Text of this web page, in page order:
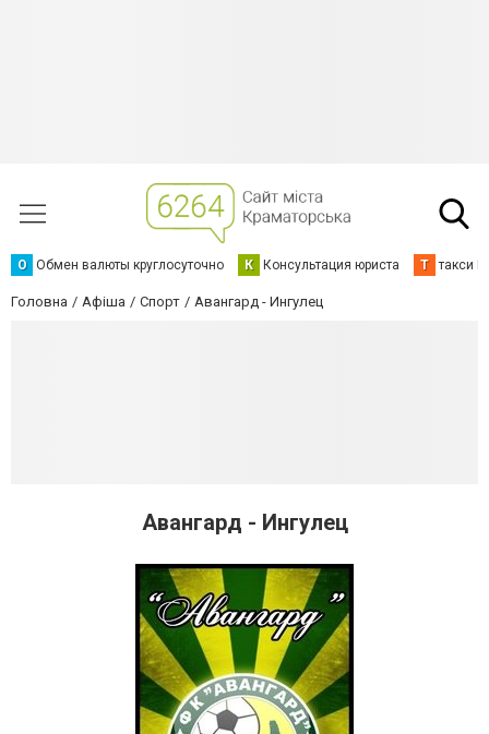
О Обмен валюты круглосуточно К Консультация юриста Т такси
Головна Афіша Спорт Авангард - Ингулец
Авангард - Ингулец